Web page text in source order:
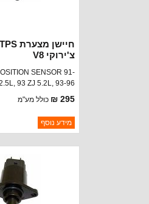
צ'ירוקי V8
SENSOR 91-
93 ZJ 5.2L, 93-96
ZJ 4.0L
295 ₪ כולל מע"מ
ברקוד: 4778463
יצרן:MOTOR
מידע נוסף